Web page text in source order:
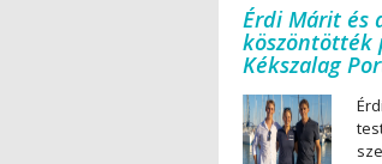
Érdi Márit és
köszöntötték
Kékszalag